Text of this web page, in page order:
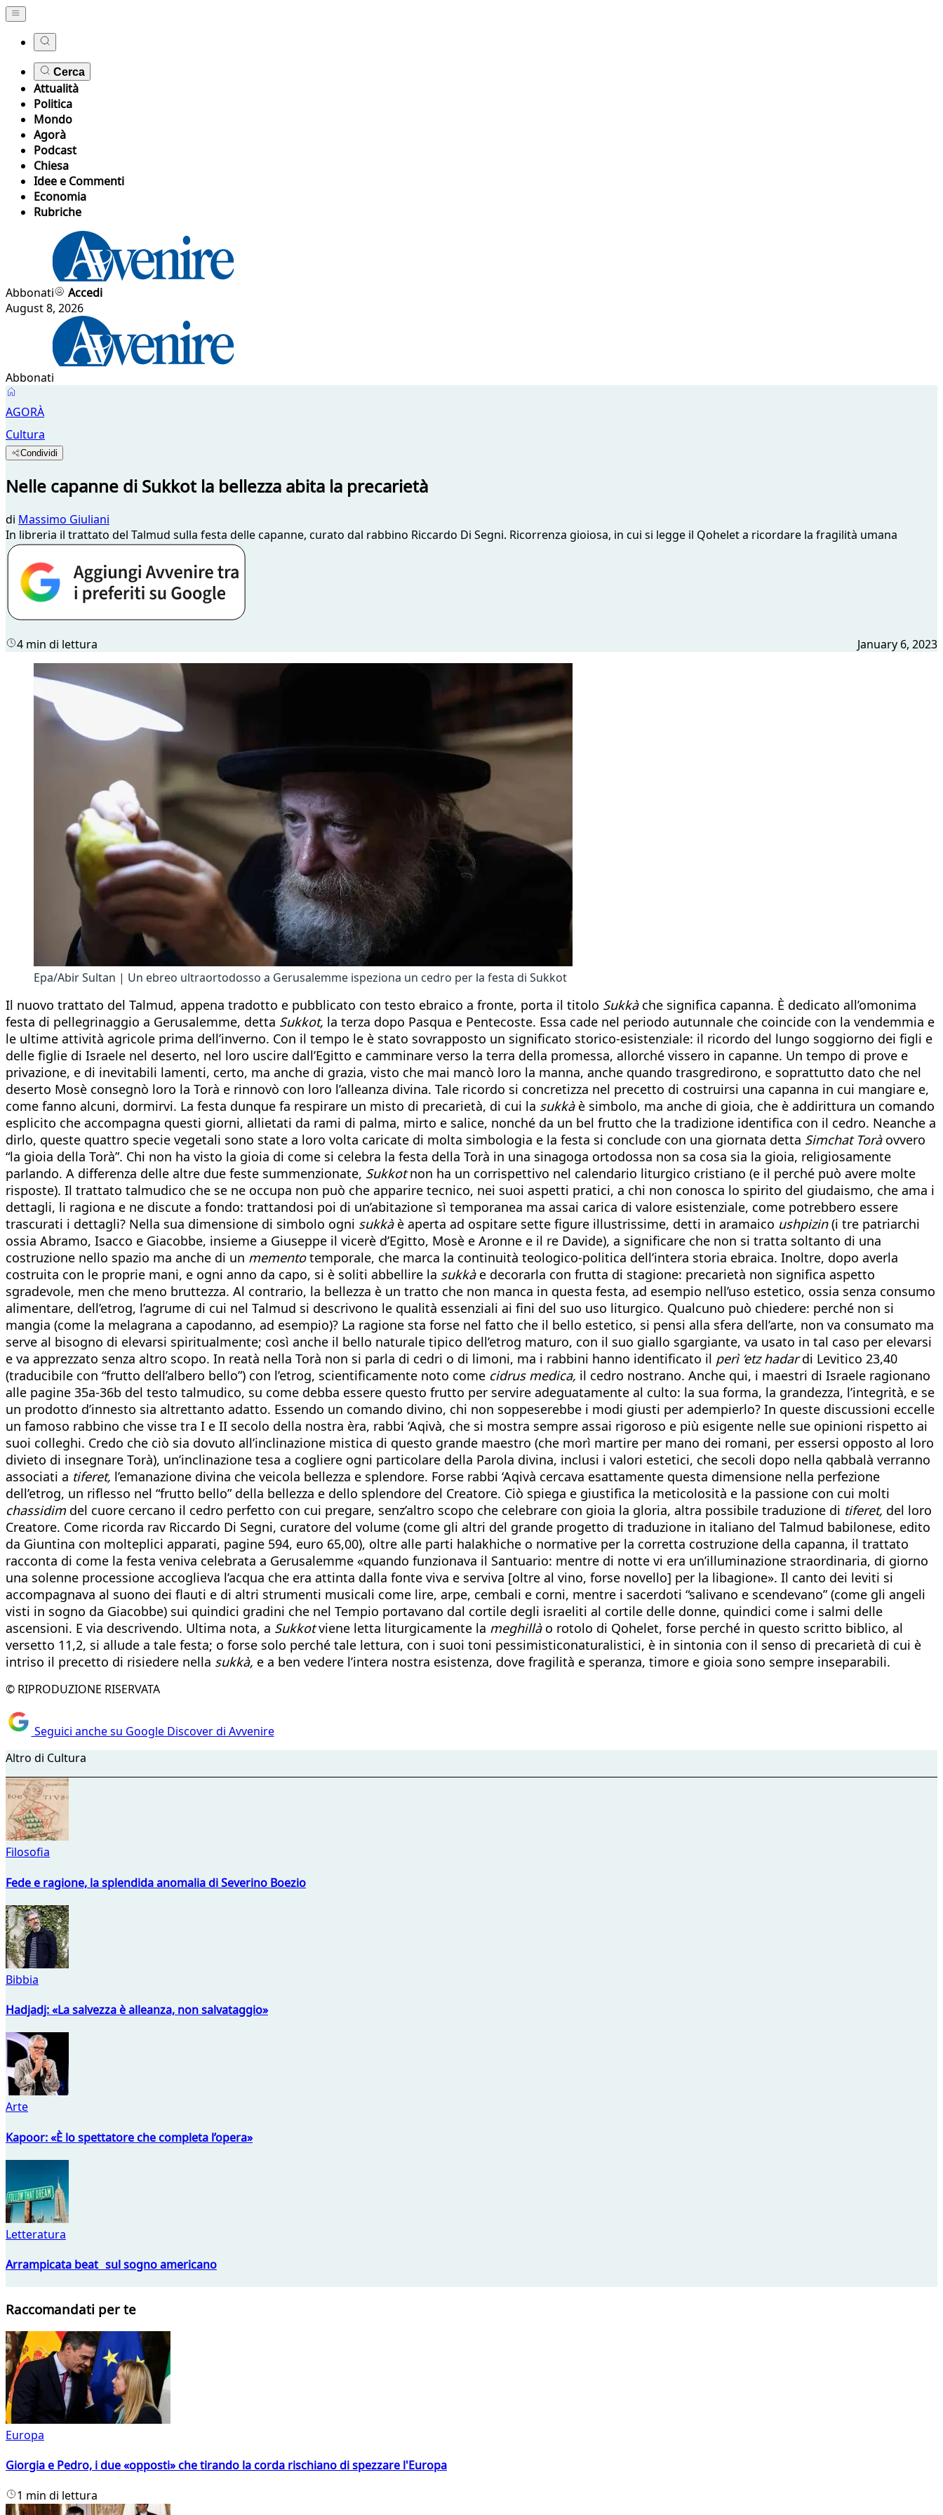
Cerca
Attualità
Politica
Mondo
Agorà
Podcast
Chiesa
Idee e Commenti
Economia
Rubriche
Abbonati
Accedi
August 8, 2026
Abbonati
AGORÀ
Cultura
Condividi
Nelle capanne di Sukkot la bellezza abita la precarietà
di Massimo Giuliani
In libreria il trattato del Talmud sulla festa delle capanne, curato dal rabbino Riccardo Di Segni. Ricorrenza gioiosa, in cui si legge il Qohelet a ricordare la fragilità umana
4 min di lettura January 6, 2023
Epa/Abir Sultan | Un ebreo ultraortodosso a Gerusalemme ispeziona un cedro per la festa di Sukkot
Il nuovo trattato del Talmud, appena tradotto e pubblicato con testo ebraico a fronte, porta il titolo Sukkàche significa capanna. È dedicato all’omonima
festa di pellegrinaggio a Gerusalemme, detta Sukkot, la terza dopo Pasqua e Pentecoste. Essa cade nel periodo autunnale che coincide con la vendemmia e
le ultime attività agricole prima dell’inverno. Con il tempo le è stato sovrapposto un significato storico-esistenziale: il ricordo del lungo soggiorno dei figli e
delle figlie di Israele nel deserto, nel loro uscire dall’Egitto e camminare verso la terra della promessa, allorché vissero in capanne. Un tempo di prove e
privazione, e di inevitabili lamenti, certo, ma anche di grazia, visto che mai mancò loro la manna, anche quando trasgredirono, e soprattutto dato che nel
deserto Mosè consegnò loro la Torà e rinnovò con loro l’alleanza divina. Tale ricordo si concretizza nel precetto di costruirsi una capanna in cui mangiare e,
come fanno alcuni, dormirvi. La festa dunque fa respirare un misto di precarietà, di cui la sukkàè simbolo, ma anche di gioia, che è addirittura un comando
esplicito che accompagna questi giorni, allietati da rami di palma, mirto e salice, nonché da un bel frutto che la tradizione identifica con il cedro. Neanche a
dirlo, queste quattro specie vegetali sono state a loro volta caricate di molta simbologia e la festa si conclude con una giornata detta Simchat Toràovvero
“la gioia della Torà”. Chi non ha visto la gioia di come si celebra la festa della Torà in una sinagoga ortodossa non sa cosa sia la gioia, religiosamente
parlando. A differenza delle altre due feste summenzionate, Sukkotnon ha un corrispettivo nel calendario liturgico cristiano (e il perché può avere molte
risposte). Il trattato talmudico che se ne occupa non può che apparire tecnico, nei suoi aspetti pratici, a chi non conosca lo spirito del giudaismo, che ama i
dettagli, li ragiona e ne discute a fondo: trattandosi poi di un’abitazione sì temporanea ma assai carica di valore esistenziale, come potrebbero essere
trascurati i dettagli? Nella sua dimensione di simbolo ogni sukkàè aperta ad ospitare sette figure illustrissime, detti in aramaico ushpizin(i tre patriarchi
ossia Abramo, Isacco e Giacobbe, insieme a Giuseppe il vicerè d’Egitto, Mosè e Aronne e il re Davide), a significare che non si tratta soltanto di una
costruzione nello spazio ma anche di un mementotemporale, che marca la continuità teologico-politica dell’intera storia ebraica. Inoltre, dopo averla
costruita con le proprie mani, e ogni anno da capo, si è soliti abbellire la sukkàe decorarla con frutta di stagione: precarietà non significa aspetto
sgradevole, men che meno bruttezza. Al contrario, la bellezza è un tratto che non manca in questa festa, ad esempio nell’uso estetico, ossia senza consumo
alimentare, dell’etrog, l’agrume di cui nel Talmud si descrivono le qualità essenziali ai fini del suo uso liturgico. Qualcuno può chiedere: perché non si
mangia (come la melagrana a capodanno, ad esempio)? La ragione sta forse nel fatto che il bello estetico, si pensi alla sfera dell’arte, non va consumato ma
serve al bisogno di elevarsi spiritualmente; così anche il bello naturale tipico dell’etrog maturo, con il suo giallo sgargiante, va usato in tal caso per elevarsi
e va apprezzato senza altro scopo. In reatà nella Torà non si parla di cedri o di limoni, ma i rabbini hanno identificato il perì ‘etz hadardi Levitico 23,40
(traducibile con “frutto dell’albero bello”) con l’etrog, scientificamente noto come cidrus medica, il cedro nostrano. Anche qui, i maestri di Israele ragionano
alle pagine 35a-36b del testo talmudico, su come debba essere questo frutto per servire adeguatamente al culto: la sua forma, la grandezza, l’integrità, e se
un prodotto d’innesto sia altrettanto adatto. Essendo un comando divino, chi non soppeserebbe i modi giusti per adempierlo? In queste discussioni eccelle
un famoso rabbino che visse tra I e II secolo della nostra èra, rabbi ‘Aqivà, che si mostra sempre assai rigoroso e più esigente nelle sue opinioni rispetto ai
suoi colleghi. Credo che ciò sia dovuto all’inclinazione mistica di questo grande maestro (che morì martire per mano dei romani, per essersi opposto al loro
divieto di insegnare Torà), un’inclinazione tesa a cogliere ogni particolare della Parola divina, inclusi i valori estetici, che secoli dopo nella qabbalà verranno
associati a tiferet, l’emanazione divina che veicola bellezza e splendore. Forse rabbi ‘Aqivà cercava esattamente questa dimensione nella perfezione
dell’etrog, un riflesso nel “frutto bello” della bellezza e dello splendore del Creatore. Ciò spiega e giustifica la meticolosità e la passione con cui molti
chassidimdel cuore cercano il cedro perfetto con cui pregare, senz’altro scopo che celebrare con gioia la gloria, altra possibile traduzione di tiferet, del loro
Creatore. Come ricorda rav Riccardo Di Segni, curatore del volume (come gli altri del grande progetto di traduzione in italiano del Talmud babilonese, edito
da Giuntina con molteplici apparati, pagine 594, euro 65,00), oltre alle parti halakhiche o normative per la corretta costruzione della capanna, il trattato
racconta di come la festa veniva celebrata a Gerusalemme «quando funzionava il Santuario: mentre di notte vi era un’illuminazione straordinaria, di giorno
una solenne processione accoglieva l’acqua che era attinta dalla fonte viva e serviva [oltre al vino, forse novello] per la libagione». Il canto dei leviti si
accompagnava al suono dei flauti e di altri strumenti musicali come lire, arpe, cembali e corni, mentre i sacerdoti “salivano e scendevano” (come gli angeli
visti in sogno da Giacobbe) sui quindici gradini che nel Tempio portavano dal cortile degli israeliti al cortile delle donne, quindici come i salmi delle
ascensioni. E via descrivendo. Ultima nota, a Sukkotviene letta liturgicamente la meghillào rotolo di Qohelet, forse perché in questo scritto biblico, al
versetto 11,2, si allude a tale festa; o forse solo perché tale lettura, con i suoi toni pessimisticonaturalistici, è in sintonia con il senso di precarietà di cui è
intriso il precetto di risiedere nella sukkà, e a ben vedere l’intera nostra esistenza, dove fragilità e speranza, timore e gioia sono sempre inseparabili.
© RIPRODUZIONE RISERVATA
Seguici anche su Google Discover di Avvenire
Altro di Cultura
Filosofia
Fede e ragione, la splendida anomalia di Severino Boezio
Bibbia
Hadjadj: «La salvezza è alleanza, non salvataggio»
Arte
Kapoor: «È lo spettatore che completa l’opera»
Letteratura
Arrampicata beat sul sogno americano
Raccomandati per te
Europa
Giorgia e Pedro, i due «opposti» che tirando la corda rischiano di spezzare l'Europa
1 min di lettura